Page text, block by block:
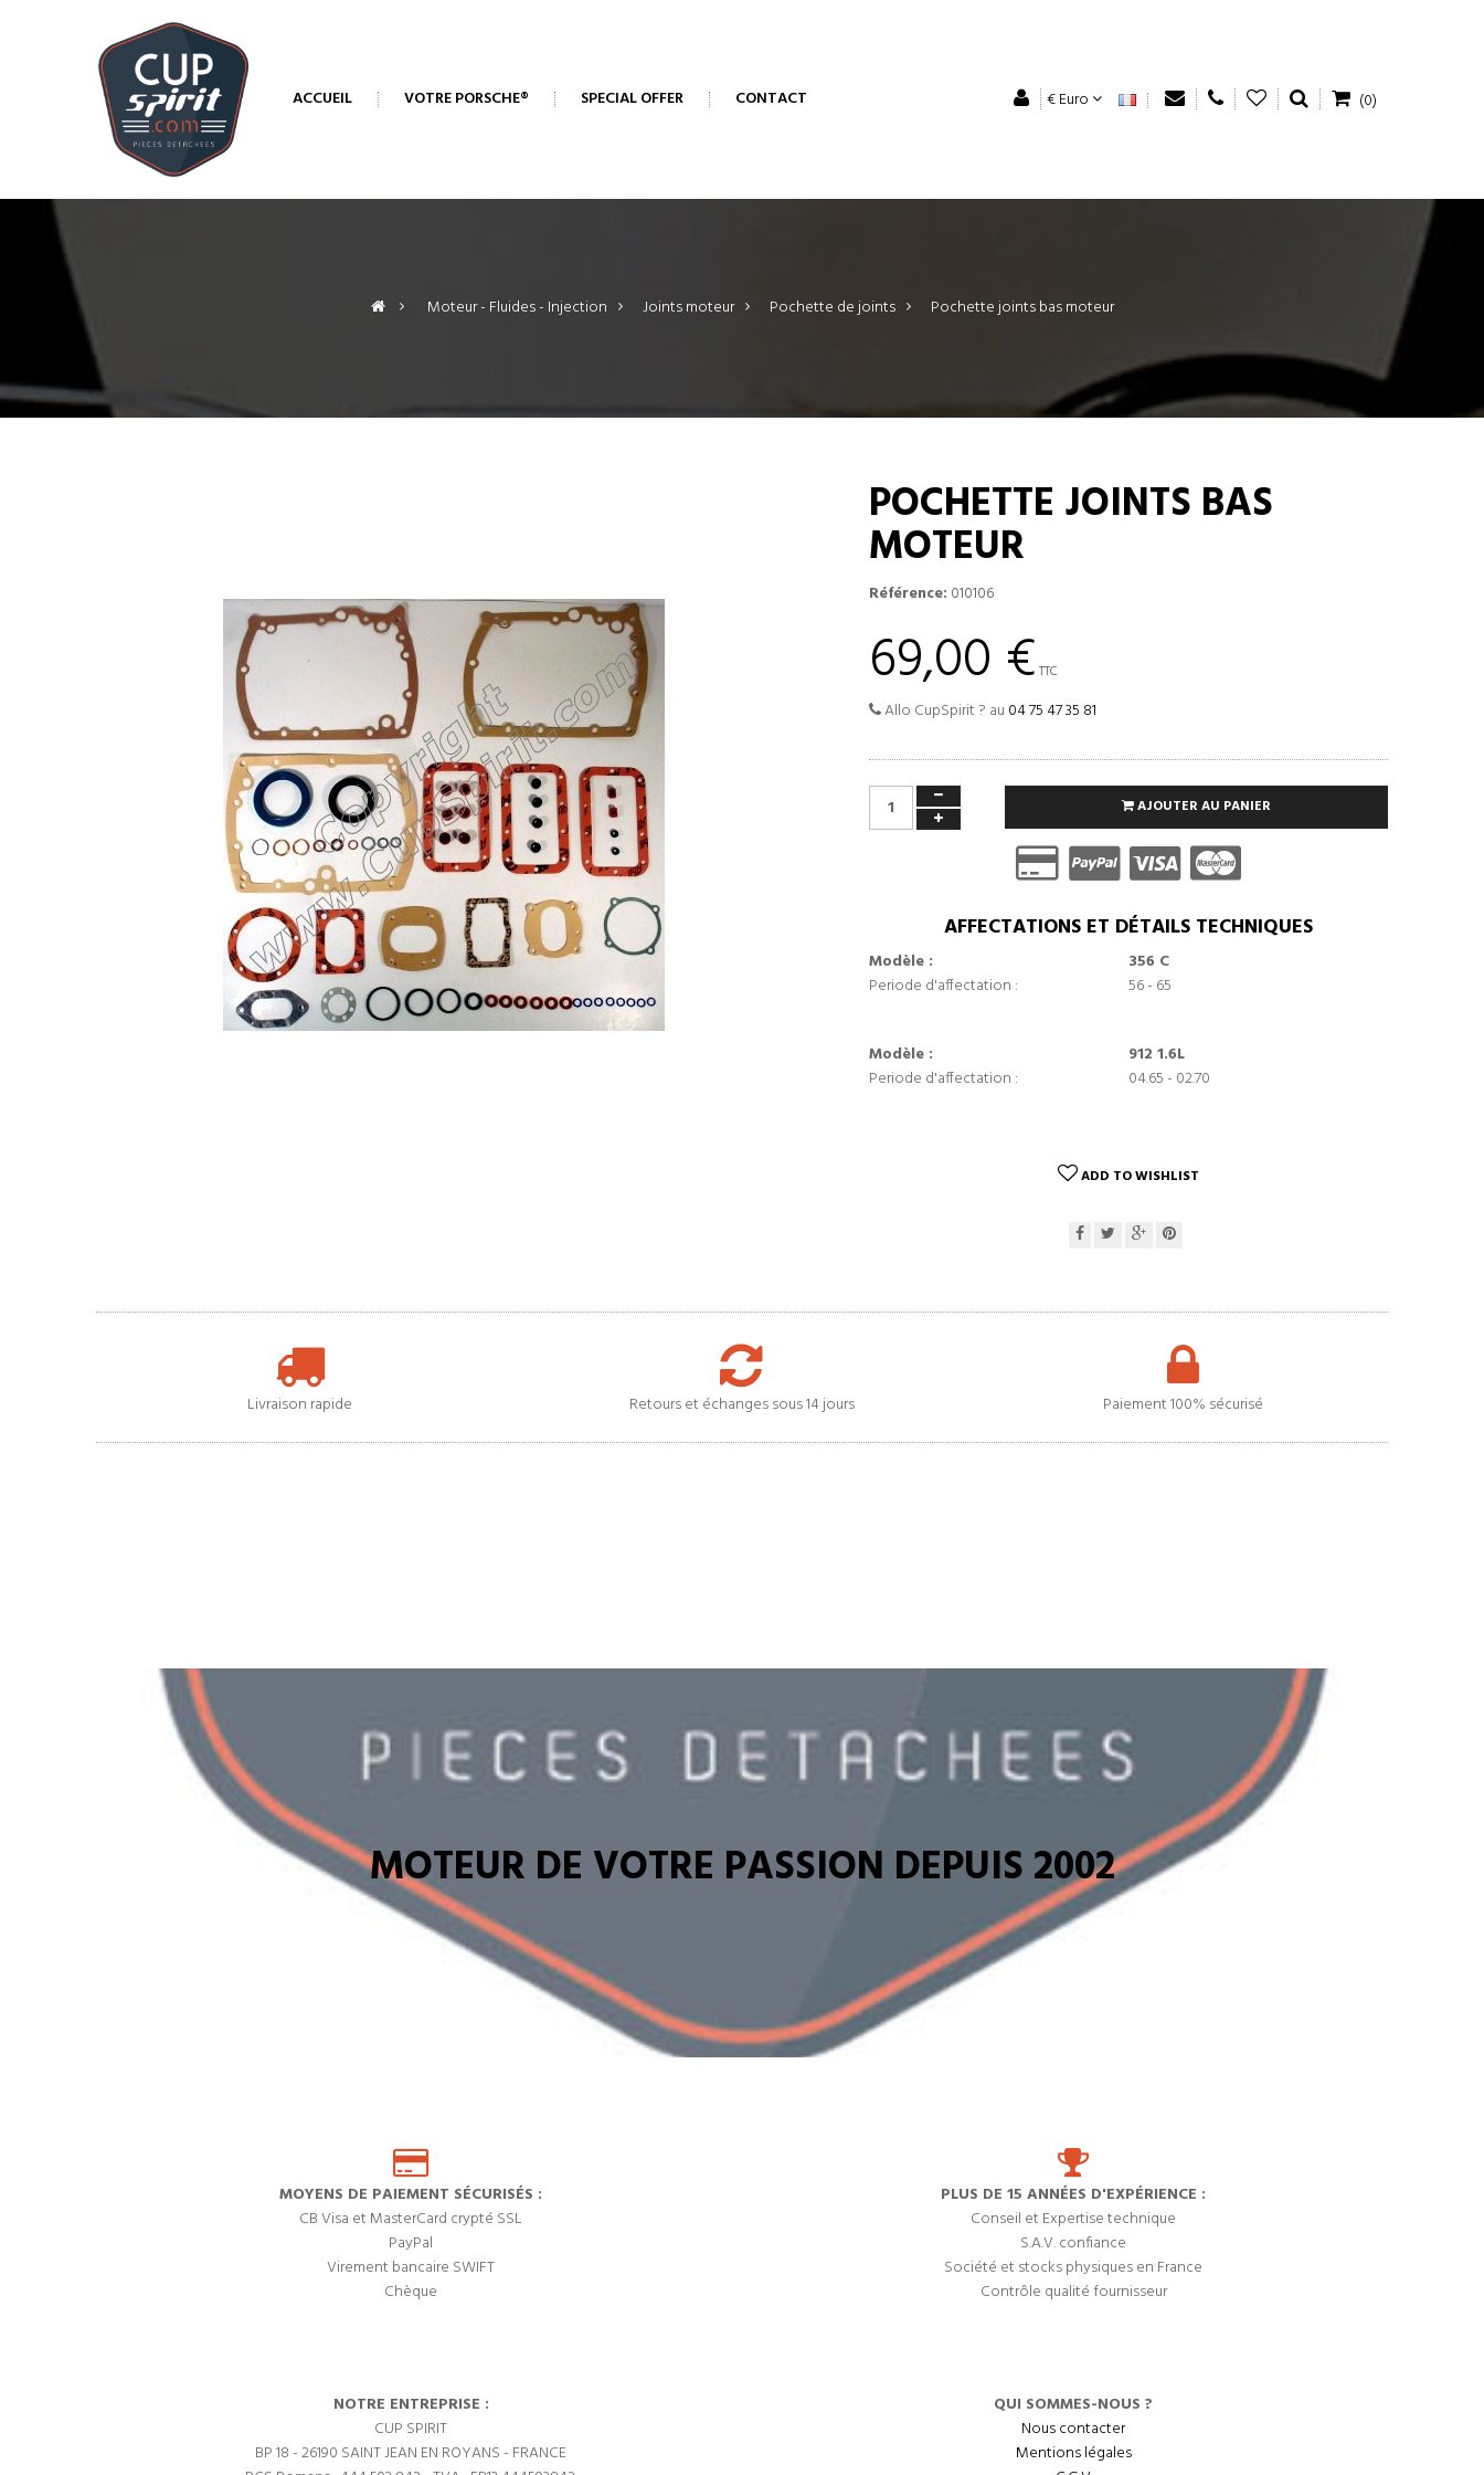
ACCUEIL VOTRE PORSCHE® SPECIAL OFFER CONTACT € Euro (0)
> Moteur - Fluides - Injection > Joints moteur > Pochette de joints > Pochette joints bas moteur
POCHETTE JOINTS BAS
MOTEUR
Référence: 010106
69,00 € TTC
Allo CupSpirit ? au 04 75 47 35 81
AJOUTER AU PANIER
AFFECTATIONS ET DÉTAILS TECHNIQUES
Modèle :
356 C
Periode d'affectation :
56 - 65
Modèle :
912 1.6L
Periode d'affectation :
04.65 - 02.70
ADD TO WISHLIST
Livraison rapide Retours et échanges sous 14 jours Paiement 100% sécurisé
MOTEUR DE VOTRE PASSION DEPUIS 2002
MOYENS DE PAIEMENT SÉCURISÉS :
CB Visa et MasterCard crypté SSL
PayPal
Virement bancaire SWIFT
Chèque
PLUS DE 15 ANNÉES D'EXPÉRIENCE :
Conseil et Expertise technique
S.A.V. confiance
Société et stocks physiques en France
Contrôle qualité fournisseur
NOTRE ENTREPRISE :
CUP SPIRIT
BP 18 - 26190 SAINT JEAN EN ROYANS - FRANCE
QUI SOMMES-NOUS ?
Nous contacter
Mentions légales